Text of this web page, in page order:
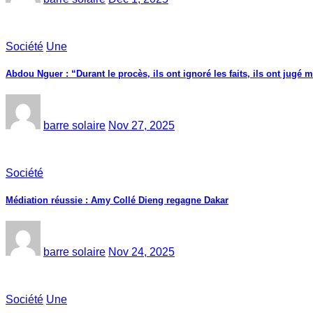
Société Une
Abdou Nguer : “Durant le procès, ils ont ignoré les faits, ils ont jugé
barre solaire Nov 27, 2025
Société
Médiation réussie : Amy Collé Dieng regagne Dakar
barre solaire Nov 24, 2025
Société Une